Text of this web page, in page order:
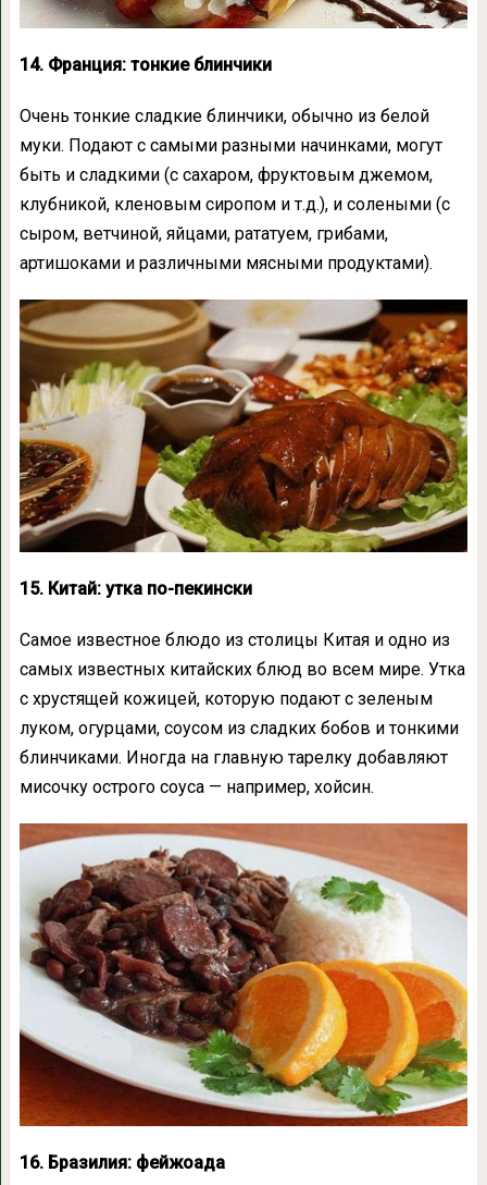
14. Франция: тонкие блинчики
Очень тонкие сладкие блинчики, обычно из белой
муки. Подают с самыми разными начинками, могут
быть и сладкими (с сахаром, фруктовым джемом,
клубникой, кленовым сиропом и т.д.), и солеными (с
сыром, ветчиной, яйцами, рататуем, грибами,
артишоками и различными мясными продуктами).
15. Китай: утка по-пекински
Самое известное блюдо из столицы Китая и одно из
самых известных китайских блюд во всем мире. Утка
с хрустящей кожицей, которую подают с зеленым
луком, огурцами, соусом из сладких бобов и тонкими
блинчиками. Иногда на главную тарелку добавляют
мисочку острого соуса — например, хойсин.
16. Бразилия: фейжоада